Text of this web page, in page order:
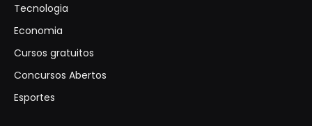
Tecnologia
Economia
Cursos gratuitos
Concursos Abertos
Esportes